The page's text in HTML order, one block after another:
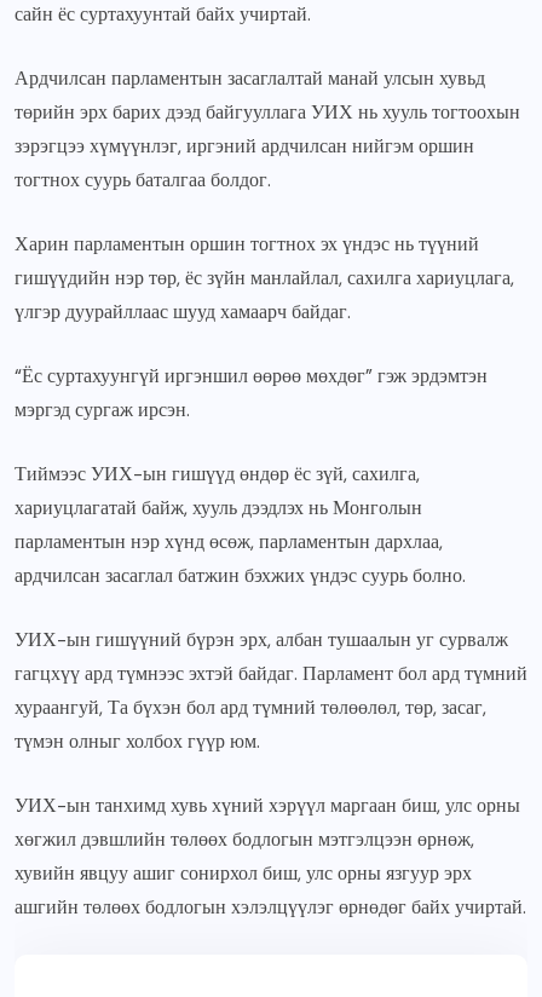
сайн ёс суртахуунтай байх учиртай.
Ардчилсан парламентын засаглалтай манай улсын хувьд
төрийн эрх барих дээд байгууллага УИХ нь хууль тогтоохын
зэрэгцээ хүмүүнлэг, иргэний ардчилсан нийгэм оршин
тогтнох суурь баталгаа болдог.
Харин парламентын оршин тогтнох эх үндэс нь түүний
гишүүдийн нэр төр, ёс зүйн манлайлал, сахилга хариуцлага,
үлгэр дуурайллаас шууд хамаарч байдаг.
“Ёс суртахуунгүй иргэншил өөрөө мөхдөг” гэж эрдэмтэн
мэргэд сургаж ирсэн.
Тиймээс УИХ-ын гишүүд өндөр ёс зүй, сахилга,
хариуцлагатай байж, хууль дээдлэх нь Монголын
парламентын нэр хүнд өсөж, парламентын дархлаа,
ардчилсан засаглал батжин бэхжих үндэс суурь болно.
УИХ-ын гишүүний бүрэн эрх, албан тушаалын уг сурвалж
гагцхүү ард түмнээс эхтэй байдаг. Парламент бол ард түмний
хураангуй, Та бүхэн бол ард түмний төлөөлөл, төр, засаг,
түмэн олныг холбох гүүр юм.
УИХ-ын танхимд хувь хүний хэрүүл маргаан биш, улс орны
хөгжил дэвшлийн төлөөх бодлогын мэтгэлцээн өрнөж,
хувийн явцуу ашиг сонирхол биш, улс орны язгуур эрх
ашгийн төлөөх бодлогын хэлэлцүүлэг өрнөдөг байх учиртай.